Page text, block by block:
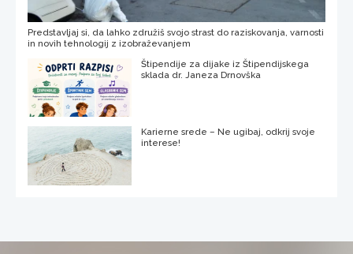
Predstavljaj si, da lahko združiš svojo strast do raziskovanja, varnosti
in novih tehnologij z izobraževanjem
Štipendije za dijake iz Štipendijskega
sklada dr. Janeza Drnovška
Karierne srede – Ne ugibaj, odkrij svoje
interese!